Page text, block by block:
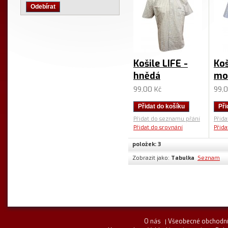
Košile LIFE -
hnědá
99,00 Kč
Přidat do košíku
Přidat do seznamu přání
Přidat do srovnání
položek: 3
Zobrazit jako: Tabulka Seznam
Odebírat
O nás
Všeobecné